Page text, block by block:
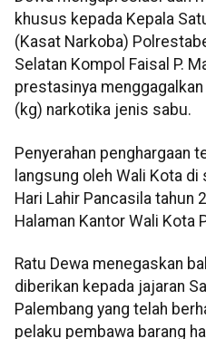
khusus kepada Kepala
(Kasat Narkoba)
Selatan Kompol Faisal P.
prestasinya
(kg) narkotika jenis sabu.
Penyerahan penghargaan
langsung oleh Wali Kota
Hari Lahir Pancasila tahun
Halaman Kantor Wali Kota
Ratu Dewa menegaskan
diberikan kepada jajaran
Palembang yang telah
pelaku pembawa barang